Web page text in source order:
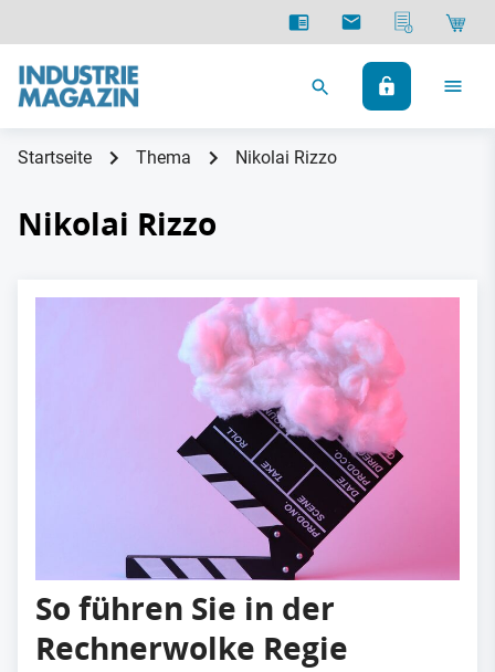
Startseite Thema Nikolai Rizzo
Nikolai Rizzo
So führen Sie in der
Rechnerwolke Regie